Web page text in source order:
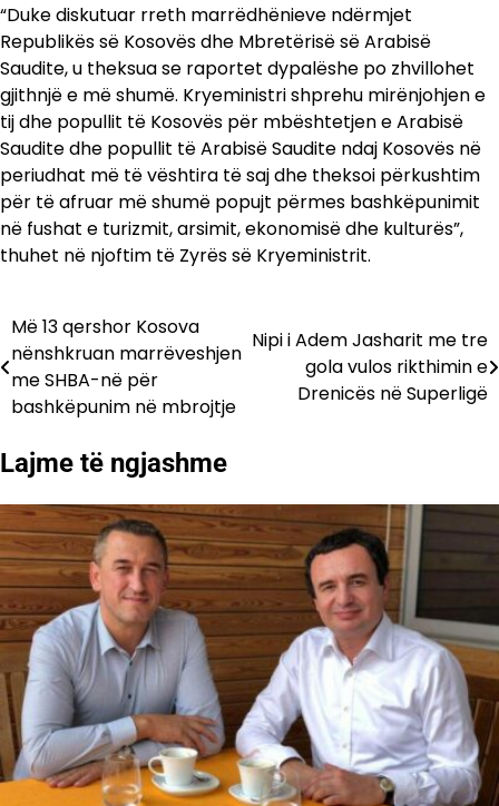
“Duke diskutuar rreth marrëdhënieve ndërmjet
Republikës së Kosovës dhe Mbretërisë së Arabisë
Saudite, u theksua se raportet dypalëshe po zhvillohet
gjithnjë e më shumë. Kryeministri shprehu mirënjohjen e
tij dhe popullit të Kosovës për mbështetjen e Arabisë
Saudite dhe popullit të Arabisë Saudite ndaj Kosovës në
periudhat më të vështira të saj dhe theksoi përkushtim
për të afruar më shumë popujt përmes bashkëpunimit
në fushat e turizmit, arsimit, ekonomisë dhe kulturës”,
thuhet në njoftim të Zyrës së Kryeministrit.
Lëvizje
te
postimet
Më 13 qershor Kosova
nënshkruan marrëveshjen
me SHBA-në për
bashkëpunim në mbrojtje
Nipi i Adem Jasharit me tre
gola vulos rikthimin e
Drenicës në Superligë
Lajme të ngjashme